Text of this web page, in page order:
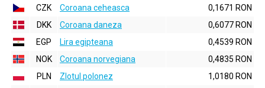
CZK
Coroana ceheasca
0,1671 RON
DKK
Coroana daneza
0,6077 RON
EGP
Lira egipteana
0,4539 RON
NOK
Coroana norvegiana
0,4835 RON
PLN
Zlotul polonez
1,0180 RON